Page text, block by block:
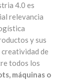
4.0 es
relevancia
y sus
de
todos los
máquinas o